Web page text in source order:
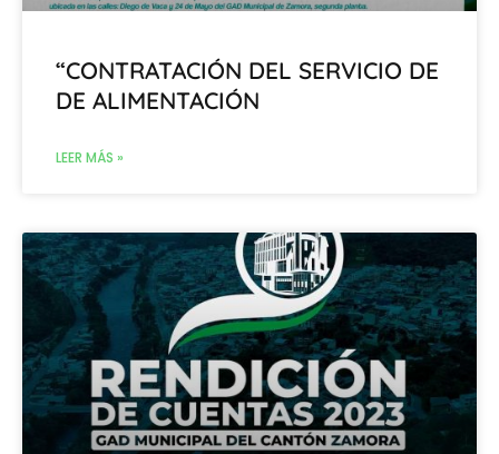
“CONTRATACIÓN DEL SERVICIO DE
DE ALIMENTACIÓN
LEER MÁS »